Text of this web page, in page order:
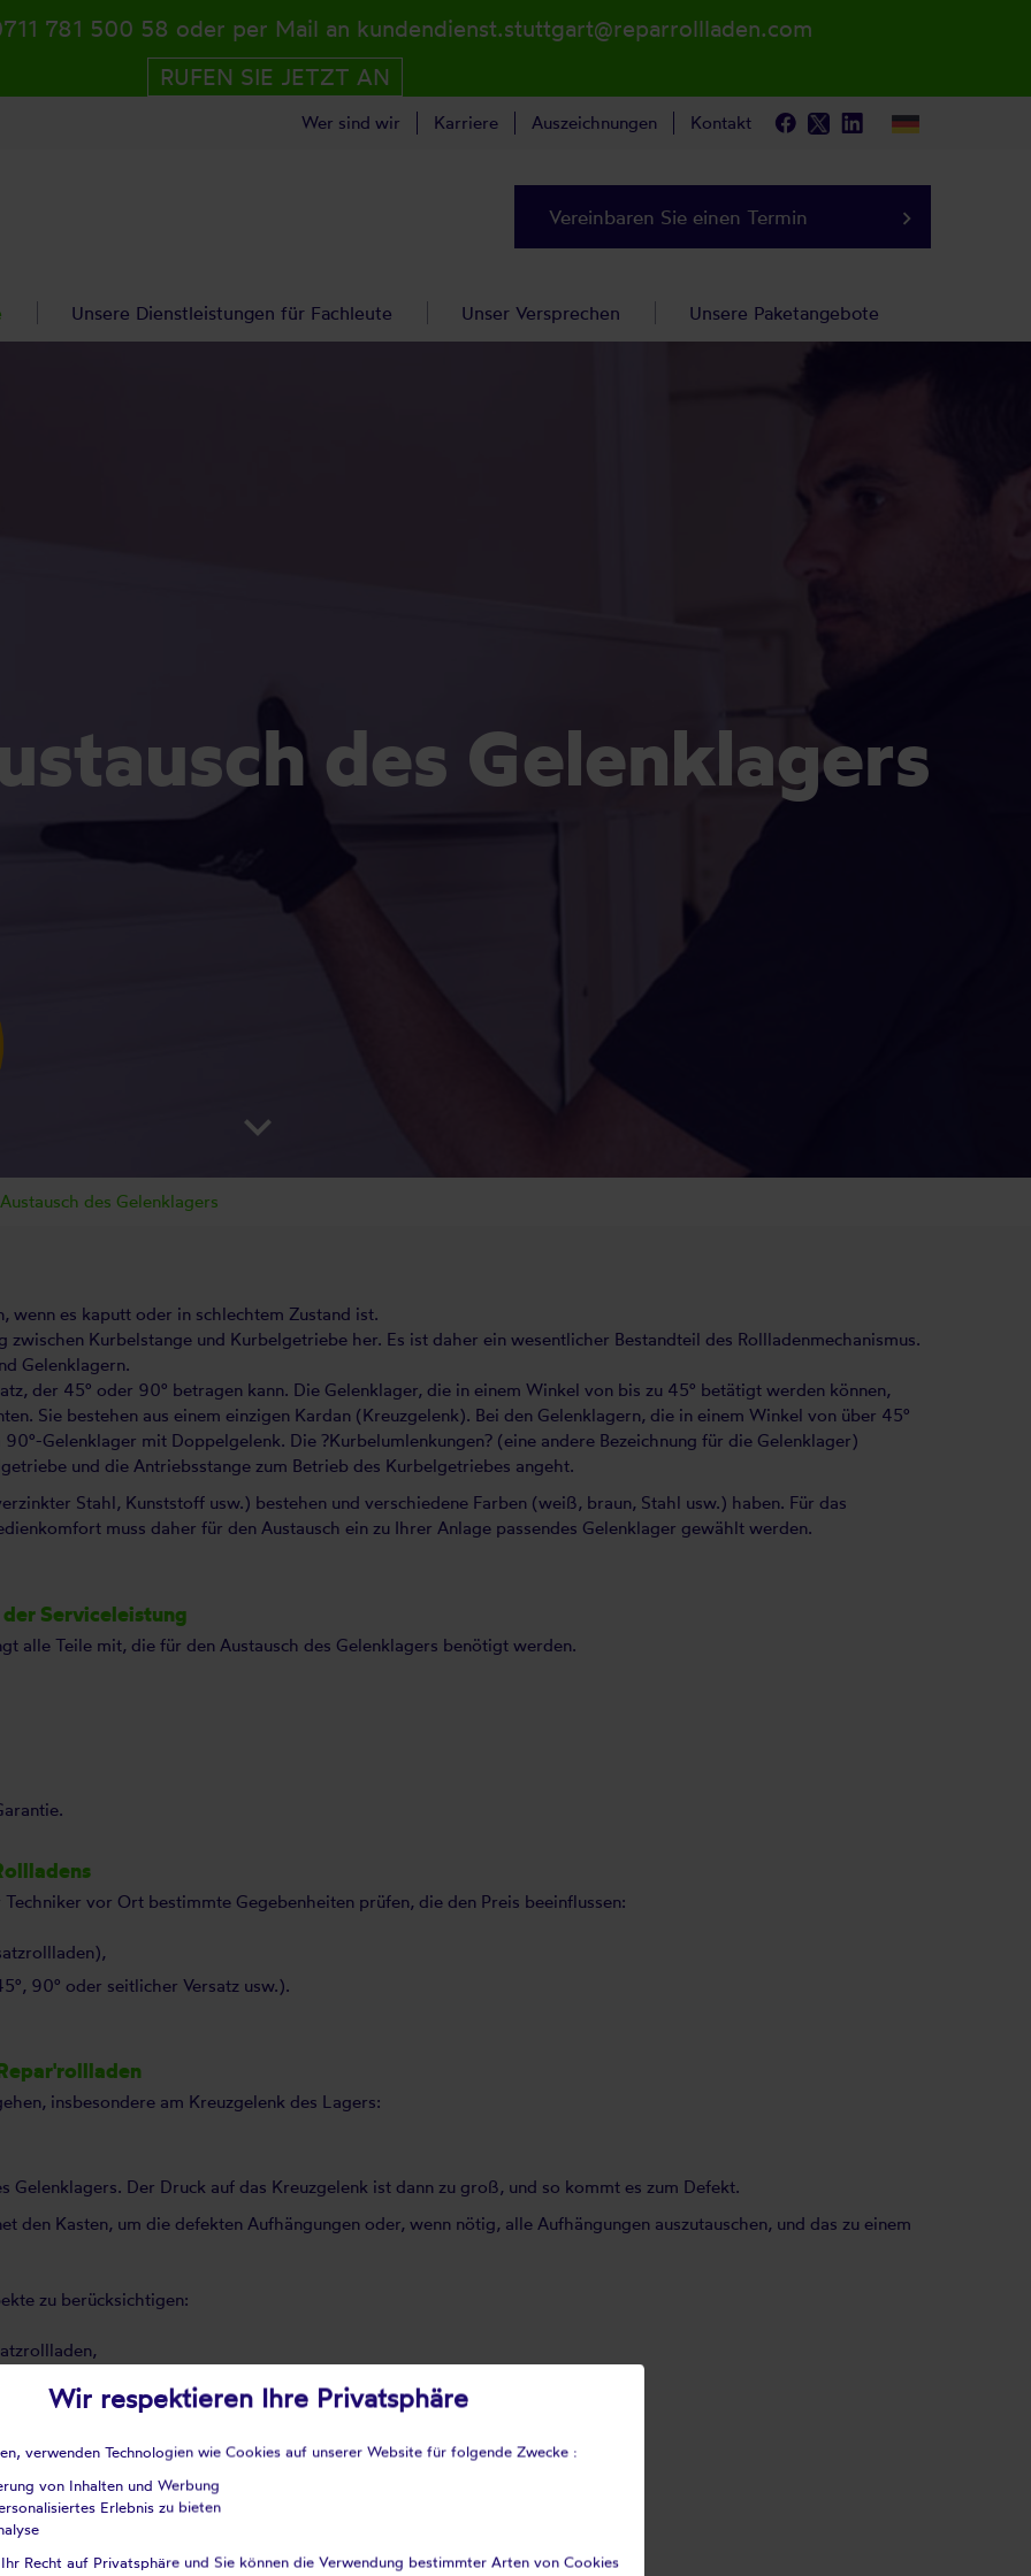
des Gelenklagers
keyboard_arrow_down
wenn es kaputt oder in schlechtem Zustand ist.
zwischen Kurbelstange und Kurbelgetriebe her. Es ist daher ein wesentlicher Bestandteil des Rollladenmechanismus.
Gelenklagern.
der 45° oder 90° betragen kann. Die Gelenklager, die in einem Winkel von bis zu 45° betätigt werden können,
Sie bestehen aus einem einzigen Kardan (Kreuzgelenk). Bei den Gelenklagern, die in einem Winkel von über 45°
Gelenklager mit Doppelgelenk. Die ?Kurbelumlenkungen? (eine andere Bezeichnung für die Gelenklager)
und die Antriebsstange zum Betrieb des Kurbelgetriebes angeht.
Stahl, Kunststoff usw.) bestehen und verschiedene Farben (weiß, braun, Stahl usw.) haben. Für das
muss daher für den Austausch ein zu Ihrer Anlage passendes Gelenklager gewählt werden.
Serviceleistung
alle Teile mit, die für den Austausch des Gelenklagers benötigt werden.
vor Ort bestimmte Gegebenheiten prüfen, die den Preis beeinflussen:
90° oder seitlicher Versatz usw.).
insbesondere am Kreuzgelenk des Lagers:
Gelenklagers. Der Druck auf das Kreuzgelenk ist dann zu groß, und so kommt es zum Defekt.
den Kasten, um die defekten Aufhängungen oder, wenn nötig, alle Aufhängungen auszutauschen, und das zu einem
zu berücksichtigen:
Innengewinde) und deren Durchmesser,
Vierkant ...
Austausch des Gelenklagers
781 500 58 oder per Mail an kundendienst.stuttgart@reparrollladen.com
RUFEN SIE JETZT AN
Wer sind wir Karriere Auszeichnungen Kontakt
Vereinbaren Sie einen Termin keyboard_arrow_right
Unsere Dienstleistungen für Fachleute Unser Versprechen Unsere Paketangebote
Wir respektieren Ihre Privatsphäre
verwenden Technologien wie Cookies auf unserer Website für folgende Zwecke :
von Inhalten und Werbung
Erlebnis zu bieten
Recht auf Privatsphäre und Sie können die Verwendung bestimmter Arten von Cookies